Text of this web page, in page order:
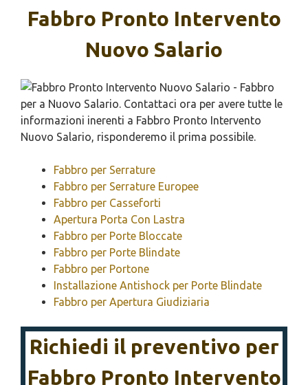
Fabbro Pronto Intervento
Nuovo Salario
Fabbro per Serrature
Fabbro per Serrature Europee
Fabbro per Casseforti
Apertura Porta Con Lastra
Fabbro per Porte Bloccate
Fabbro per Porte Blindate
Fabbro per Portone
Installazione Antishock per Porte Blindate
Fabbro per Apertura Giudiziaria
Richiedi il preventivo per
Fabbro Pronto Intervento